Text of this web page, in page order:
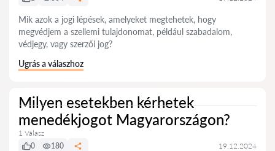
Mik azok a jogi lépések, amelyeket megtehetek, hogy
megvédjem a szellemi tulajdonomat, például szabadalom,
védjegy, vagy szerzői jog?
Ugrás a válaszhoz
Milyen esetekben kérhetek
menedékjogot Magyarországon?
1 Válasz
0
180 19.12.2024